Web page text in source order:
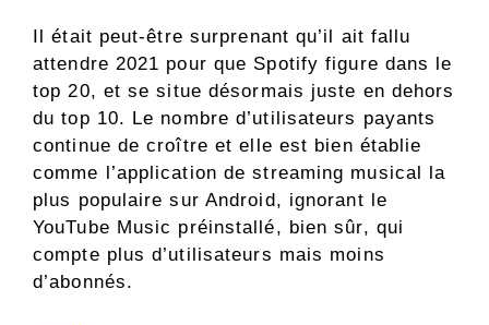
Il était peut-être surprenant qu’il ait fallu
attendre 2021 pour que Spotify figure dans le
top 20, et se situe désormais juste en dehors
du top 10. Le nombre d’utilisateurs payants
continue de croître et elle est bien établie
comme l’application de streaming musical la
plus populaire sur Android, ignorant le
YouTube Music préinstallé, bien sûr, qui
compte plus d’utilisateurs mais moins
d’abonnés.